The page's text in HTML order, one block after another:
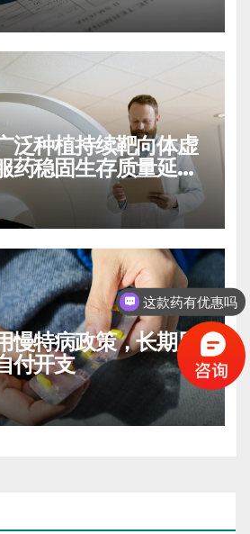
泛种植持续靶向体虚
药稳固生存质量延缓
慢特病政策，长期用
付开支
这款药有优惠吗